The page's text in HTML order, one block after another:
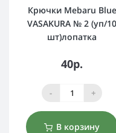
Крючки Mebaru Blue
VASAKURA № 2 (уп/10
шт)лопатка
40р.
- +
В корзину